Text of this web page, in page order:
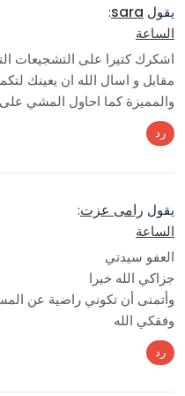
يقول sara
:
الساعة
اشكرك كتيرا على التشجيعات
مقابل و اسال الله ان يعينك
والمميزة كما احاول المشي
رد
يقول رامى عزت:
الساعة
العفو سيدتي
جزاكي الله خيرا
وأتمنى أن تكوني راضية عن
وفقكي الله
رد